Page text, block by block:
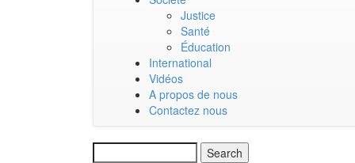
Justice
Santé
Éducation
International
Vidéos
A propos de nous
Contactez nous